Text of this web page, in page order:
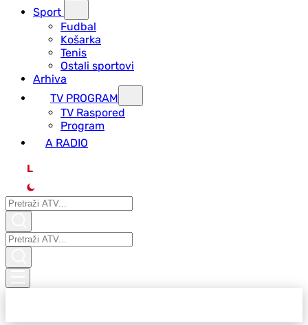
Sport
Fudbal
Košarka
Tenis
Ostali sportovi
Arhiva
TV PROGRAM
ТV Raspored
Program
A RADIO
L